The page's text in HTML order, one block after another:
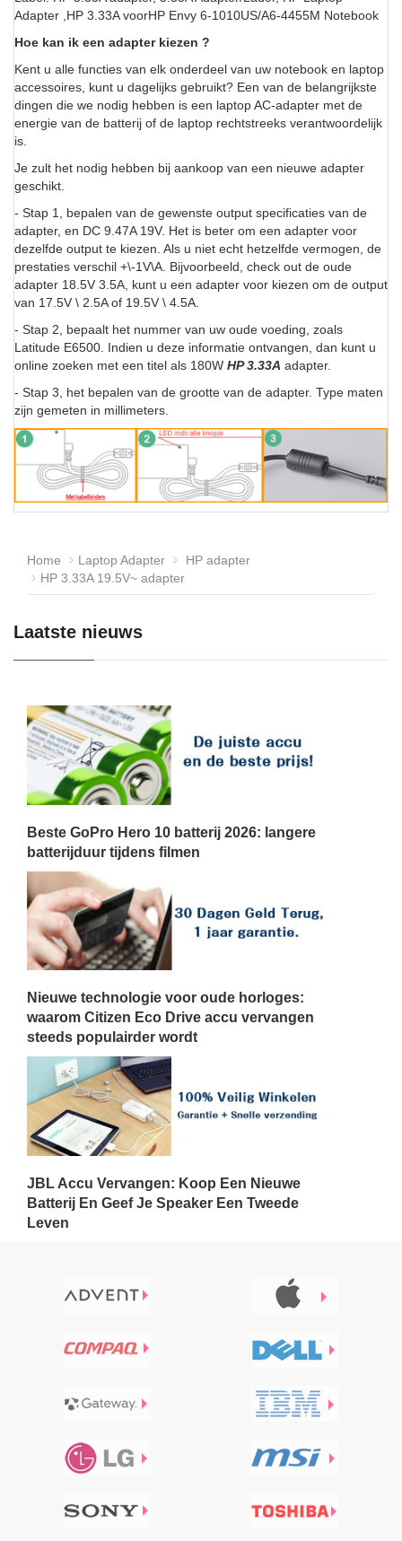
Adapter ,HP 3.33A voorHP Envy 6-1010US/A6-4455M Notebook
Hoe kan ik een adapter kiezen ?
Kent u alle functies van elk onderdeel van uw notebook en laptop
accessoires, kunt u dagelijks gebruikt? Een van de belangrijkste
dingen die we nodig hebben is een laptop AC-adapter met de
energie van de batterij of de laptop rechtstreeks verantwoordelijk
is.
Je zult het nodig hebben bij aankoop van een nieuwe adapter
geschikt.
- Stap 1, bepalen van de gewenste output specificaties van de
adapter, en DC 9.47A 19V. Het is beter om een adapter voor
dezelfde output te kiezen. Als u niet echt hetzelfde vermogen, de
prestaties verschil +\-1V\A. Bijvoorbeeld, check out de oude
adapter 18.5V 3.5A, kunt u een adapter voor kiezen om de output
van 17.5V \ 2.5A of 19.5V \ 4.5A.
- Stap 2, bepaalt het nummer van uw oude voeding, zoals
Latitude E6500. Indien u deze informatie ontvangen, dan kunt u
online zoeken met een titel als 180W HP 3.33A adapter.
- Stap 3, het bepalen van de grootte van de adapter. Type maten
zijn gemeten in millimeters.
Home Laptop Adapter
HP adapter
HP 3.33A 19.5V~ adapter
Laatste nieuws
Beste GoPro Hero 10 batterij 2026: langere
batterijduur tijdens filmen
Nieuwe technologie voor oude horloges:
waarom Citizen Eco Drive accu vervangen
steeds populairder wordt
JBL Accu Vervangen: Koop Een Nieuwe
Batterij En Geef Je Speaker Een Tweede
Leven